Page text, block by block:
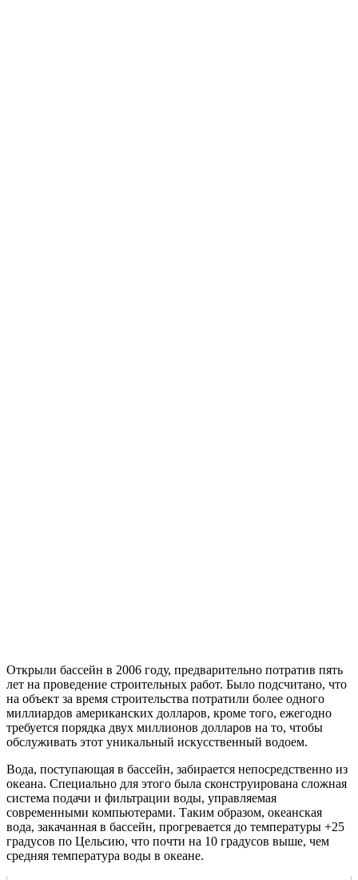
Открыли бассейн в 2006 году, предварительно потратив пять
лет на проведение строительных работ. Было подсчитано, что
на объект за время строительства потратили более одного
миллиардов американских долларов, кроме того, ежегодно
требуется порядка двух миллионов долларов на то, чтобы
обслуживать этот уникальный искусственный водоем.
Вода, поступающая в бассейн, забирается непосредственно из
океана. Специально для этого была сконструирована сложная
система подачи и фильтрации воды, управляемая
современными компьютерами. Таким образом, океанская
вода, закачанная в бассейн, прогревается до температуры +25
градусов по Цельсию, что почти на 10 градусов выше, чем
средняя температура воды в океане.